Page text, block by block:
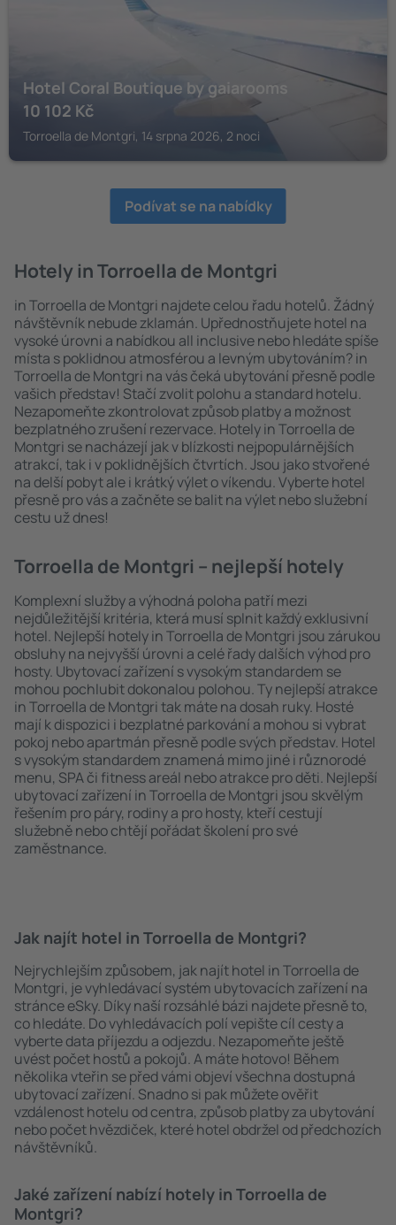
Hotel Coral Boutique by gaiarooms
10 102 Kč
Torroella de Montgri, 14 srpna 2026, 2 noci
Podívat se na nabídky
Hotely in Torroella de Montgri
in Torroella de Montgri najdete celou řadu hotelů. Žádný
návštěvník nebude zklamán. Upřednostňujete hotel na
vysoké úrovni a nabídkou all inclusive nebo hledáte spíše
místa s poklidnou atmosférou a levným ubytováním? in
Torroella de Montgri na vás čeká ubytování přesně podle
vašich představ! Stačí zvolit polohu a standard hotelu.
Nezapomeňte zkontrolovat způsob platby a možnost
bezplatného zrušení rezervace. Hotely in Torroella de
Montgri se nacházejí jak v blízkosti nejpopulárnějších
atrakcí, tak i v poklidnějších čtvrtích. Jsou jako stvořené
na delší pobyt ale i krátký výlet o víkendu. Vyberte hotel
přesně pro vás a začněte se balit na výlet nebo služební
cestu už dnes!
Torroella de Montgri – nejlepší hotely
Komplexní služby a výhodná poloha patří mezi
nejdůležitější kritéria, která musí splnit každý exklusivní
hotel. Nejlepší hotely in Torroella de Montgri jsou zárukou
obsluhy na nejvyšší úrovni a celé řady dalších výhod pro
hosty. Ubytovací zařízení s vysokým standardem se
mohou pochlubit dokonalou polohou. Ty nejlepší atrakce
in Torroella de Montgri tak máte na dosah ruky. Hosté
mají k dispozici i bezplatné parkování a mohou si vybrat
pokoj nebo apartmán přesně podle svých představ. Hotel
s vysokým standardem znamená mimo jiné i různorodé
menu, SPA či fitness areál nebo atrakce pro děti. Nejlepší
ubytovací zařízení in Torroella de Montgri jsou skvělým
řešením pro páry, rodiny a pro hosty, kteří cestují
služebně nebo chtějí pořádat školení pro své
zaměstnance.
Jak najít hotel in Torroella de Montgri?
Nejrychlejším způsobem, jak najít hotel in Torroella de
Montgri, je vyhledávací systém ubytovacích zařízení na
stránce eSky. Díky naší rozsáhlé bázi najdete přesně to,
co hledáte. Do vyhledávacích polí vepište cíl cesty a
vyberte data příjezdu a odjezdu. Nezapomeňte ještě
uvést počet hostů a pokojů. A máte hotovo! Během
několika vteřin se před vámi objeví všechna dostupná
ubytovací zařízení. Snadno si pak můžete ověřit
vzdálenost hotelu od centra, způsob platby za ubytování
nebo počet hvězdiček, které hotel obdržel od předchozích
návštěvníků.
Jaké zařízení nabízí hotely in Torroella de
Montgri?